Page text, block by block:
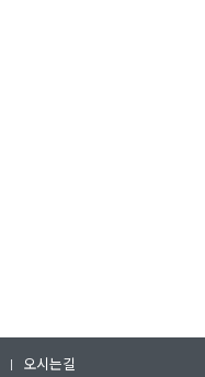
오시는길